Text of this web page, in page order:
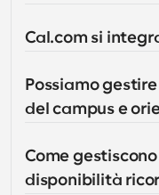
Cal.com si
Possiamo
del campus e
Come
disponibilità